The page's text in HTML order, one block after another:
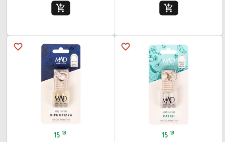
add_shopping_cart
add_shopping_cart
favorite_border
15 ₪
favorite_border
15 ₪